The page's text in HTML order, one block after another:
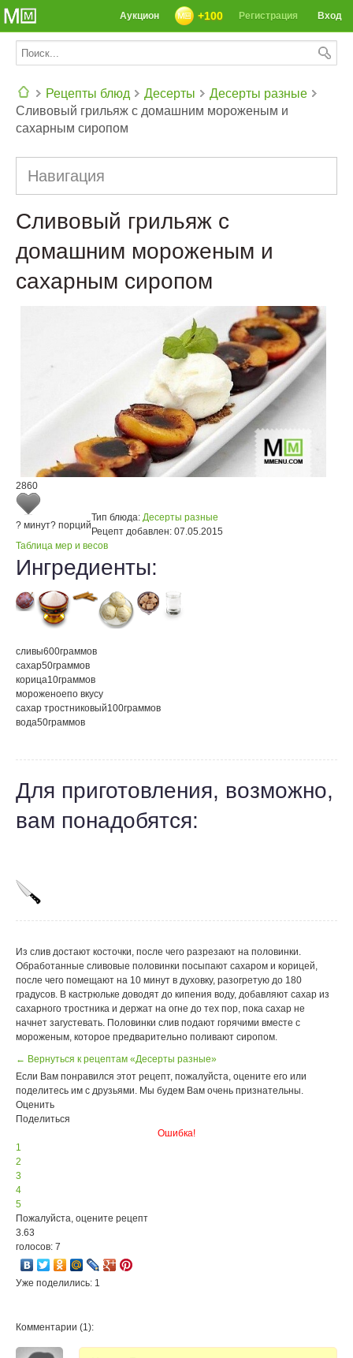
Вход
Регистрация
+100
Аукцион
Рецепты блюд Десерты
Десерты разные
Сливовый грильяж с домашним мороженым и
сахарным сиропом
Навигация
Сливовый грильяж с
домашним мороженым и
сахарным сиропом
2860
? минут? порций
Тип блюда: Десерты разные
Рецепт добавлен: 07.05.2015
Таблица мер и весов
Ингредиенты:
сливы600граммов
сахар50граммов
корица10граммов
мороженоепо вкусу
сахар тростниковый100граммов
вода50граммов
Для приготовления, возможно,
вам понадобятся:
Из слив достают косточки, после чего разрезают на половинки.
Обработанные сливовые половинки посыпают сахаром и корицей,
после чего помещают на 10 минут в духовку, разогретую до 180
градусов. В кастрюльке доводят до кипения воду, добавляют сахар из
сахарного тростника и держат на огне до тех пор, пока сахар не
начнет загустевать. Половинки слив подают горячими вместе с
мороженым, которое предварительно поливают сиропом.
← Вернуться к рецептам «Десерты разные»
Если Вам понравился этот рецепт, пожалуйста, оцените его или
поделитесь им с друзьями. Мы будем Вам очень признательны.
Оценить
Поделиться
Ошибка!
1
2
3
4
5
Пожалуйста, оцените рецепт
3.63
голосов: 7
Уже поделились: 1
Комментарии (1):